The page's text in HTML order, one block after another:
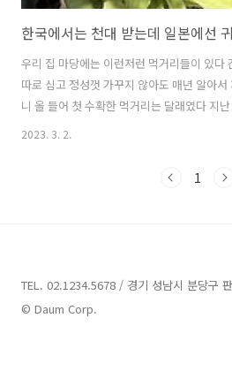
한국에서는 천대 받는데 일본에선
우리 집 마당에는 이런저런 먹거리들이 있다
따로 심고 정성껏 가꾸지 않아도 매년 알아
니 올 들어 첫 수확한 먹거리는 달래였다 지
난 달래를 캐서 된장찌개를 끓여 먹었었다
끓인 된장찌개 아직은 추운 2월인데도 우리
2023. 3. 2.
1
TEL. 02.1234.5678 / 경기 성남시 분당구
© Daum Corp.